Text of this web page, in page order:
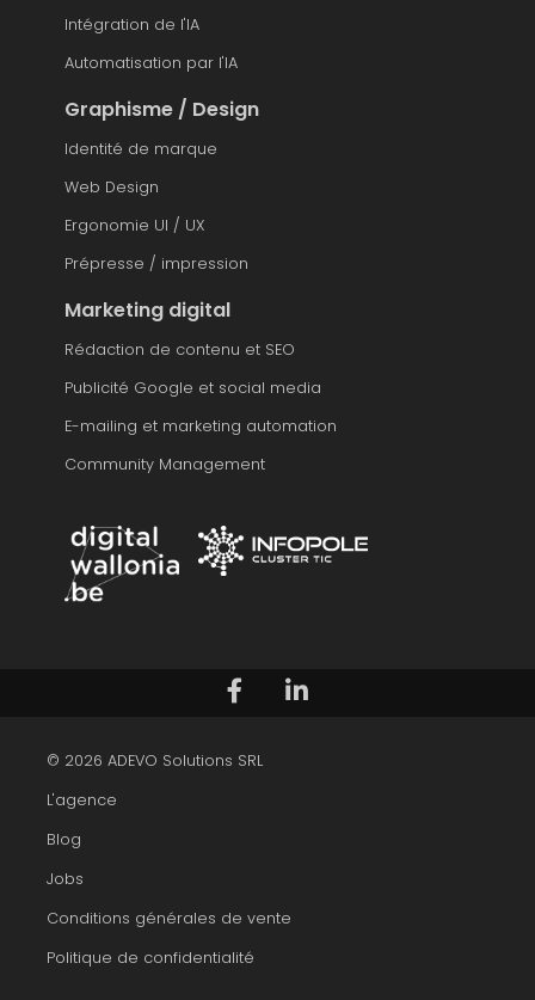
Intégration de l'IA
Automatisation par l'IA
Graphisme / Design
Identité de marque
Web Design
Ergonomie UI / UX
Prépresse / impression
Marketing digital
Rédaction de contenu et SEO
Publicité Google et social media
E-mailing et marketing automation
Community Management
Suivez-nous sur Facebook
Voir notre profil LinkedIn
© 2026 ADEVO Solutions SRL
L'agence
Blog
Jobs
Conditions générales de vente
Politique de confidentialité